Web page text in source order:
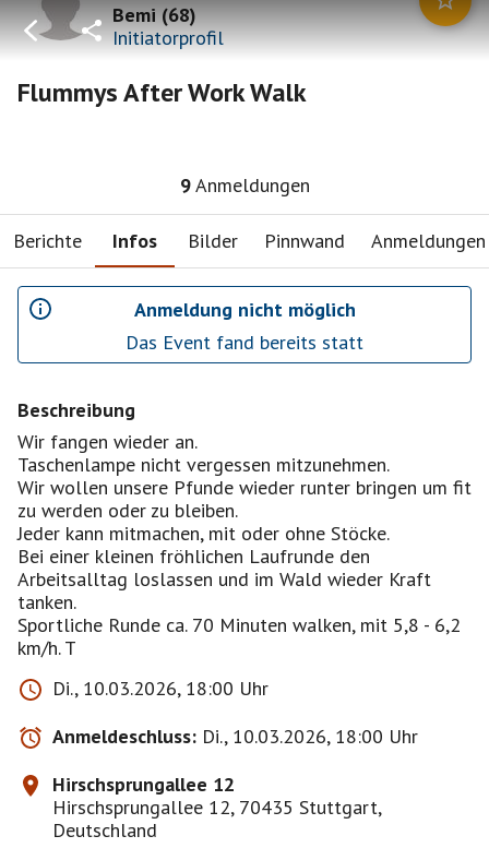
Bemi(68)
Initiatorprofil
Flummys After Work Walk
9Anmeldungen
Berichte Infos Bilder Pinnwand Anmeldungen
Anmeldung nicht möglich
Das Event fand bereits statt
Beschreibung
Wir fangen wieder an.
Taschenlampe nicht vergessen mitzunehmen.
Wir wollen unsere Pfunde wieder runter bringen um fit
zu werden oder zu bleiben.
Jeder kann mitmachen, mit oder ohne Stöcke.
Bei einer kleinen fröhlichen Laufrunde den
Arbeitsalltag loslassen und im Wald wieder Kraft
tanken.
Sportliche Runde ca. 70 Minuten walken, mit 5,8 - 6,2
km/h. T
Di., 10.03.2026, 18:00 Uhr
Anmeldeschluss: Di., 10.03.2026, 18:00 Uhr
Hirschsprungallee 12
Hirschsprungallee 12, 70435 Stuttgart,
Deutschland